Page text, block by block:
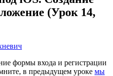
(Урок 14,
формы входа и регистрации
в предыдущем уроке мы